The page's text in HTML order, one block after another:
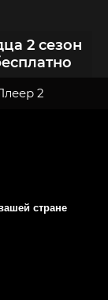
2 сезон
2